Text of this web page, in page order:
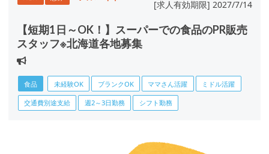
[求人有効期限] 2027/7/14
【短期1日～OK！】スーパーでの食品のPR販売
スタッフ※北海道各地募集
食品 未経験OK ブランクOK ママさん活躍 ミドル活躍
交通費別途支給 週2～3日勤務 シフト勤務